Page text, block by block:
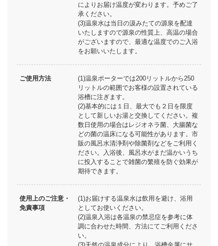
によりお届け温度が変わります。予めご了
承ください。
(3)温泉水は当日の汲みたての源泉を配達
いたしますので源泉の性質上、高温の場合
がございますので、最適な温度でのご入浴
をお願いいたします。
ご使用方法
(1)温泉ポーターでは200リットルから250
リットルの範囲でお客様の設置されている
浴槽に注ぎます。
(2)基本的には１日、最大でも２日を限度
として新しいお湯と交換してください。複
数日使用の場合はレジオネラ菌、大腸菌な
どの菌の温床になる可能性があります。市
販の風呂水清浄剤や除菌剤などをご利用く
ださい。入浴後、風呂水がまだ温かいうち
に投入することで雑菌の繁殖を防ぐ効果が
期待できます。
使用上のご注意・
免責事項
(1)お届けする温泉水は飲用を避け、浴用
としてお使いください。
(2)温泉入浴は各温泉の禁忌症を参考に体
調に合わせた時間、方法にてご利用くださ
い。